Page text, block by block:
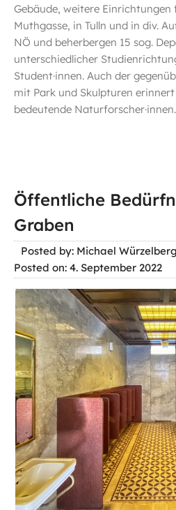
Gebäude, weitere Einrichtungen
Muthgasse, in Tulln und in div.
NÖ und beherbergen 15 sog.
unterschiedlicher
Student·innen. Auch der
mit Park und Skulpturen
bedeutende Naturforscher·innen.
Öffentliche
Graben
Posted by: Michael
Posted on: 4. September 2022